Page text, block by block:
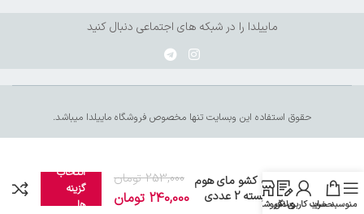
ماییلدا را در شبکه های اجتماعی دنبال کنید
حقوق استفاده این وبسایت تنها مخصوص فروشگاه ماییلدا میباشد.
منوسبد خرید
حساب کاربری من
وبلاگفروشگاه
نظم دهنده کشو مای هوم
مدل M 2 بسته 2 عددی
253,000 تومان
240,000 تومان
انتخاب
گزینه
ها